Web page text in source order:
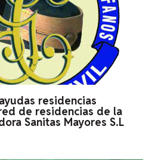
residencias
de residencias de la
Sanitas Mayores S.L